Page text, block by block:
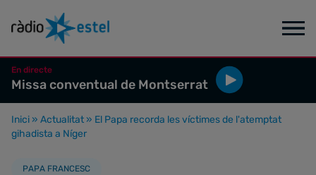
En directe
Missa conventual de Montserrat
Inici » Actualitat » El Papa recorda les víctimes de l'atemptat
gihadista a Níger
PAPA FRANCESC